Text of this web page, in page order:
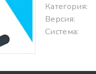
Категория:
Версия:
Система: